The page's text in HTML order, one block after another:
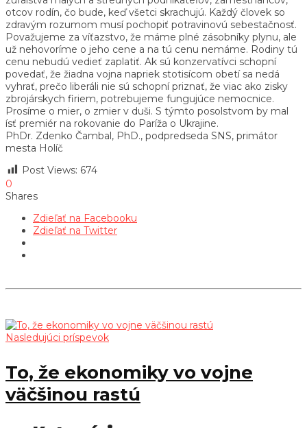
otcov rodín, čo bude, keď všetci skrachujú. Každý človek so
zdravým rozumom musí pochopiť potravinovú sebestačnosť.
Považujeme za víťazstvo, že máme plné zásobníky plynu, ale
už nehovoríme o jeho cene a na tú cenu nemáme. Rodiny tú
cenu nebudú vedieť zaplatiť. Ak sú konzervatívci schopní
povedať, že žiadna vojna napriek stotisícom obetí sa nedá
vyhrať, prečo liberáli nie sú schopní priznať, že viac ako zisky
zbrojárskych firiem, potrebujeme fungujúce nemocnice.
Prosíme o mier, o zmier v duši. S týmto posolstvom by mal
ísť premiér na rokovanie do Paríža o Ukrajine.
PhDr. Zdenko Čambal, PhD., podpredseda SNS, primátor
mesta Holíč
Post Views: 674
0
Shares
Zdieľať na Facebooku
Zdieľať na Twitter
Nasledujúci príspevok
To, že ekonomiky vo vojne
väčšinou rastú